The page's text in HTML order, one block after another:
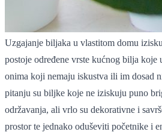
Uzgajanje biljaka u vlastitom domu
postoje određene vrste kućnog bilja koje
onima koji nemaju iskustva ili im dosad
pitanju su biljke koje ne iziskuju puno
održavanja, ali vrlo su dekorativne i
prostor te jednako oduševiti početnike i